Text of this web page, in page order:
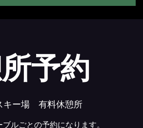
予約
キー場 有料休憩所
ルごとの予約になります。